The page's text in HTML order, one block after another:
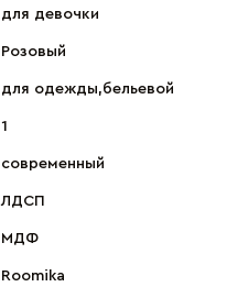
для девочки
Розовый
для одежды,бельевой
1
современный
ЛДСП
МДФ
Roomika